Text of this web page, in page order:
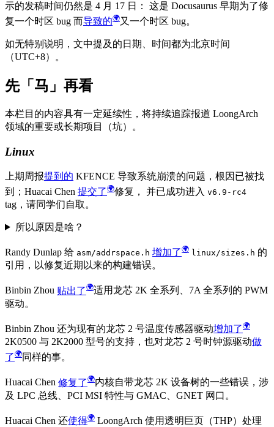
示的发稿时间仍然是 4 月 17 日： 这是 Docusaurus 早期为了修
复一个时区 bug 而导致的 又一个时区 bug。
如无特别说明，文中提及的日期、时间都为北京时间
（UTC+8）。
先「马」再看
本栏目的内容具有一定延续性，将持续追踪报道 LoongArch
领域的重要或长期项目（坑）。
Linux
上期周报提到的 KFENCE 导致系统崩溃的问题，根因已被找
到；Huacai Chen 提交了 修复， 并已成功进入 v6.9-rc4
tag，请同学们自取。
所以原因是啥？
Randy Dunlap 给 asm/addrspace.h 增加了 linux/sizes.h 的
引用，以修复近期以来的构建错误。
Binbin Zhou 贴出了
适用龙芯 2K 全系列、7A 全系列的 PWM
驱动。
Binbin Zhou 还为现有的龙芯 2 号温度传感器驱动增加了
2K0500 与 2K2000 型号的支持，也对龙芯 2 号时钟源驱动做
了
同样的事。
Huacai Chen 修复了
内核自带龙芯 2K 设备树的一些错误，涉
及 LPC 总线、PCI MSI 特性与 GMAC、GNET 网口。
Huacai Chen 还使得
LoongArch 使用透明巨页（THP）处理